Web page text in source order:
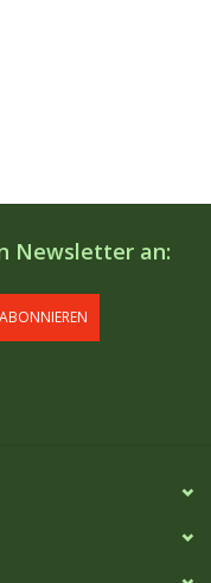
Newsletter an:
ABONNIEREN